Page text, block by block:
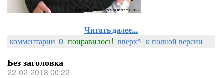
Читать далее...
комментарии: 0 понравилось! вверх^ к полной версии
Без заголовка
22-02-2018 00:22